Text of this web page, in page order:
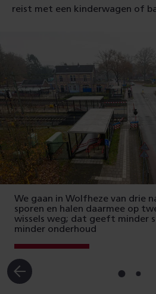
reist met een kinderwagen of
We gaan in Wolfheze van drie
sporen en halen daarmee op
wissels weg; dat geeft minder
minder onderhoud
Ga
Ga